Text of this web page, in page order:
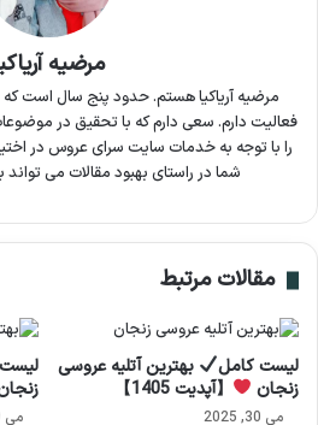
مرضیه
مرضیه آریاکیا هستم. حدود پنج سال است
فعالیت دارم. سعی دارم که با تحقیق در
را با توجه به خدمات سایت سرای عروس در
شما در راستای بهبود مقالات می
مقالات مرتبط
لیست کامل
بهترین آتلیه عروسی
زنجان
【آپدیت 1405】
می 30, 2025 می 29, 2025